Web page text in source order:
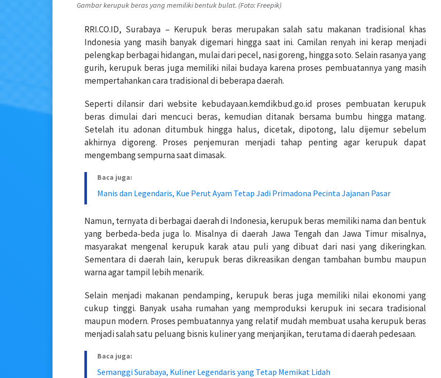
Gambar kerupuk beras yang memiliki bentuk bulat. (Foto: Freepik)
RRI.CO.ID, Surabaya – Kerupuk beras merupakan salah satu makanan tradisional khas
Indonesia yang masih banyak digemari hingga saat ini. Camilan renyah ini kerap menjadi
pelengkap berbagai hidangan, mulai dari pecel, nasi goreng, hingga soto. Selain rasanya yang
gurih, kerupuk beras juga memiliki nilai budaya karena proses pembuatannya yang masih
mempertahankan cara tradisional di beberapa daerah.
Seperti dilansir dari website kebudayaan.kemdikbud.go.id proses pembuatan kerupuk
beras dimulai dari mencuci beras, kemudian ditanak bersama bumbu hingga matang.
Setelah itu adonan ditumbuk hingga halus, dicetak, dipotong, lalu dijemur sebelum
akhirnya digoreng. Proses penjemuran menjadi tahap penting agar kerupuk dapat
mengembang sempurna saat dimasak.
Baca juga:
Manis dan Legendaris, Kue Perut Ayam Tetap Jadi Primadona Pecinta Jajanan Pasar
Namun, ternyata di berbagai daerah di Indonesia, kerupuk beras memiliki nama dan bentuk
yang berbeda-beda juga lo. Misalnya di daerah Jawa Tengah dan Jawa Timur misalnya,
masyarakat mengenal kerupuk karak atau puli yang dibuat dari nasi yang dikeringkan.
Sementara di daerah lain, kerupuk beras dikreasikan dengan tambahan bumbu maupun
warna agar tampil lebih menarik.
Selain menjadi makanan pendamping, kerupuk beras juga memiliki nilai ekonomi yang
cukup tinggi. Banyak usaha rumahan yang memproduksi kerupuk ini secara tradisional
maupun modern. Proses pembuatannya yang relatif mudah membuat usaha kerupuk beras
menjadi salah satu peluang bisnis kuliner yang menjanjikan, terutama di daerah pedesaan.
Baca juga:
Semanggi Surabaya, Kuliner Legendaris yang Tetap Memikat Lidah